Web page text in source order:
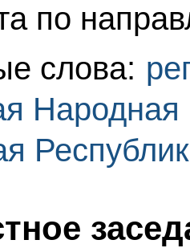
по
слова:
Народная